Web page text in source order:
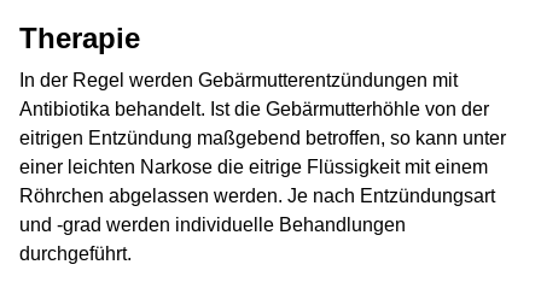
Therapie
In der Regel werden Gebärmutterentzündungen mit
Antibiotika behandelt. Ist die Gebärmutterhöhle von der
eitrigen Entzündung maßgebend betroffen, so kann unter
einer leichten Narkose die eitrige Flüssigkeit mit einem
Röhrchen abgelassen werden. Je nach Entzündungsart
und -grad werden individuelle Behandlungen
durchgeführt.